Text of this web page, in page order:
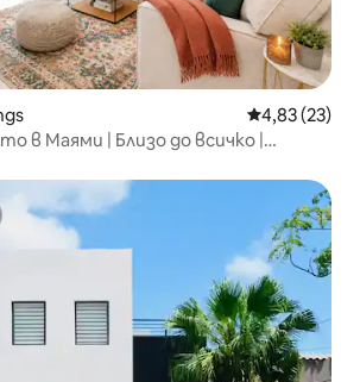
Средна
4,83 (23)
в Маями | Близо до всичко |